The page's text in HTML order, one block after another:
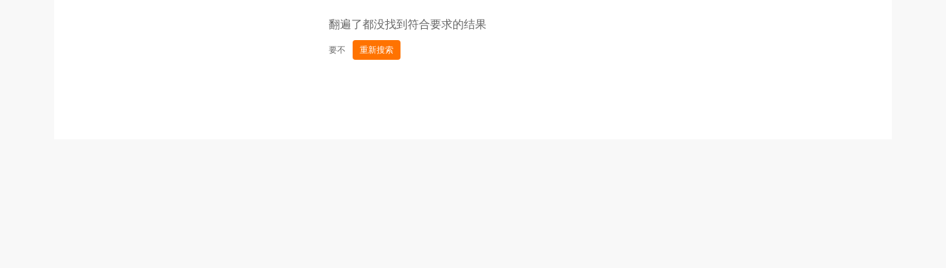
翻遍了都没找到符合要求的结果
要不 重新搜索